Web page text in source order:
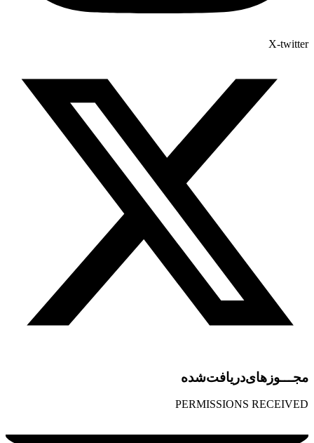
X-twitter
مجـــوز‌های‌دریافت‌شده
PERMISSIONS RECEIVED